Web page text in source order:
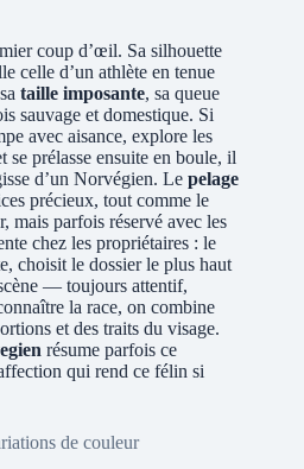
coup d’œil. Sa silhouette
celle d’un athlète en tenue
taille imposante, sa queue
sauvage et domestique. Si
avec aisance, explore les
se prélasse ensuite en boule, il
d’un Norvégien. Le pelage
précieux, tout comme le
mais parfois réservé avec les
chez les propriétaires : le
choisit le dossier le plus haut
— toujours attentif,
la race, on combine
et des traits du visage.
résume parfois ce
qui rend ce félin si
de couleur